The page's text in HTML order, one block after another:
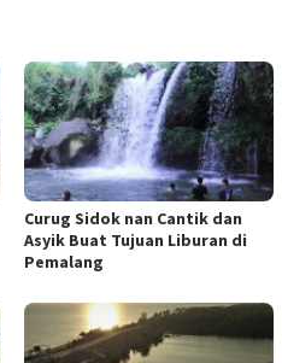
Curug Sidok nan Cantik dan
Asyik Buat Tujuan Liburan di
Pemalang